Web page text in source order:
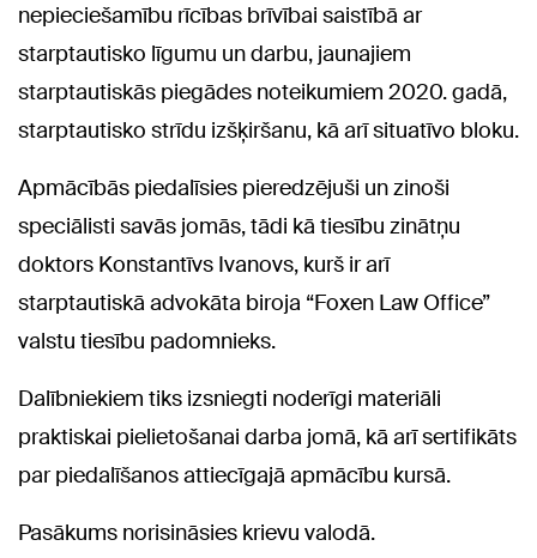
nepieciešamību rīcības brīvībai saistībā ar
starptautisko līgumu un darbu, jaunajiem
starptautiskās piegādes noteikumiem 2020. gadā,
starptautisko strīdu izšķiršanu, kā arī situatīvo bloku.
Apmācībās piedalīsies pieredzējuši un zinoši
speciālisti savās jomās, tādi kā tiesību zinātņu
doktors Konstantīvs Ivanovs, kurš ir arī
starptautiskā advokāta biroja “Foxen Law Office”
valstu tiesību padomnieks.
Dalībniekiem tiks izsniegti noderīgi materiāli
praktiskai pielietošanai darba jomā, kā arī sertifikāts
par piedalīšanos attiecīgajā apmācību kursā.
Pasākums norisināsies krievu valodā.